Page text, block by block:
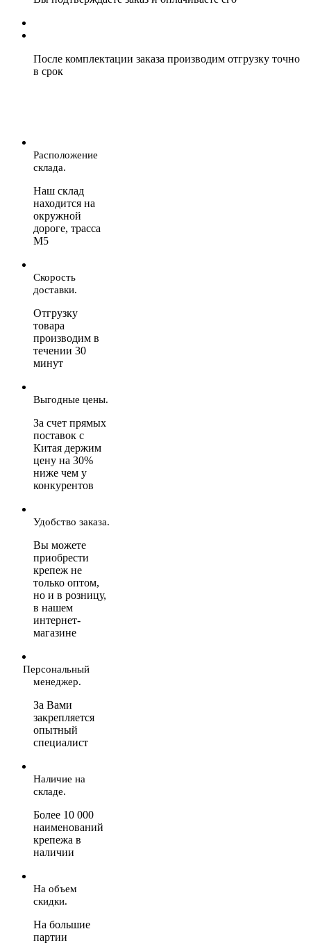
После комплектации заказа производим отгрузку точно
в срок
Расположение
склада.
Наш склад
находится на
окружной
дороге, трасса
М5
Скорость
доставки.
Отгрузку
товара
производим в
течении 30
минут
Выгодные цены.
За счет прямых
поставок с
Китая держим
цену на 30%
ниже чем у
конкурентов
Удобство заказа.
Вы можете
приобрести
крепеж не
только оптом,
но и в розницу,
в нашем
интернет-
магазине
Персональный
менеджер.
За Вами
закрепляется
опытный
специалист
Наличие на
складе.
Более 10 000
наименований
крепежа в
наличии
На объем
скидки.
На большие
партии